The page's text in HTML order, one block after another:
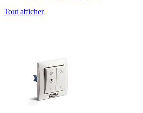
Tout afficher